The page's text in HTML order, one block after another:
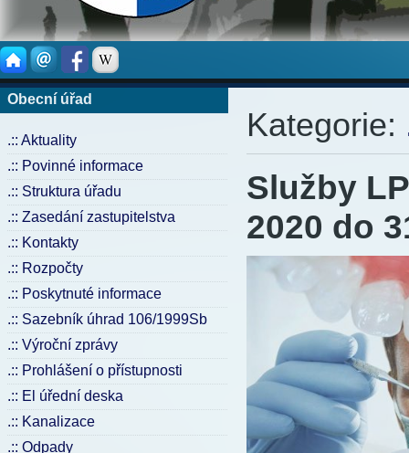
Obecní úřad
.:: Aktuality
.:: Povinné informace
.:: Struktura úřadu
.:: Zasedání zastupitelstva
.:: Kontakty
.:: Rozpočty
.:: Poskytnuté informace
.:: Sazebník úhrad 106/1999Sb
.:: Výroční zprávy
.:: Prohlášení o přístupnosti
.:: El úřední deska
.:: Kanalizace
.:: Odpady
Kategorie:
Služby
2020 do